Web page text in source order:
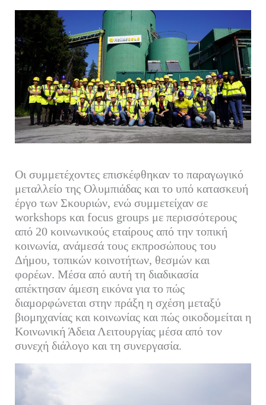
Οι συμμετέχοντες επισκέφθηκαν το παραγωγικό
μεταλλείο της Ολυμπιάδας και το υπό κατασκευή
έργο των Σκουριών, ενώ συμμετείχαν σε
workshops και focus groups με περισσότερους
από 20 κοινωνικούς εταίρους από την τοπική
κοινωνία, ανάμεσά τους εκπροσώπους του
Δήμου, τοπικών κοινοτήτων, θεσμών και
φορέων. Μέσα από αυτή τη διαδικασία
απέκτησαν άμεση εικόνα για το πώς
διαμορφώνεται στην πράξη η σχέση μεταξύ
βιομηχανίας και κοινωνίας και πώς οικοδομείται η
Κοινωνική Άδεια Λειτουργίας μέσα από τον
συνεχή διάλογο και τη συνεργασία.